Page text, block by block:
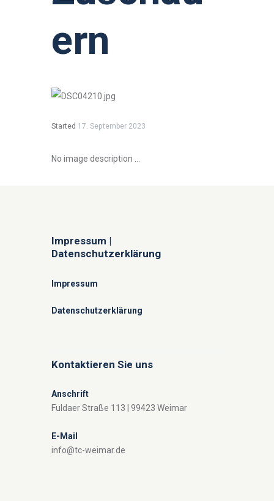
ern
Started 17. September 2023
No image description ...
Impressum |
Datenschutzerklärung
Impressum
Datenschutzerklärung
Kontaktieren Sie uns
Anschrift
Fuldaer Straße 113 | 99423 Weimar
E-Mail
info@tc-weimar.de